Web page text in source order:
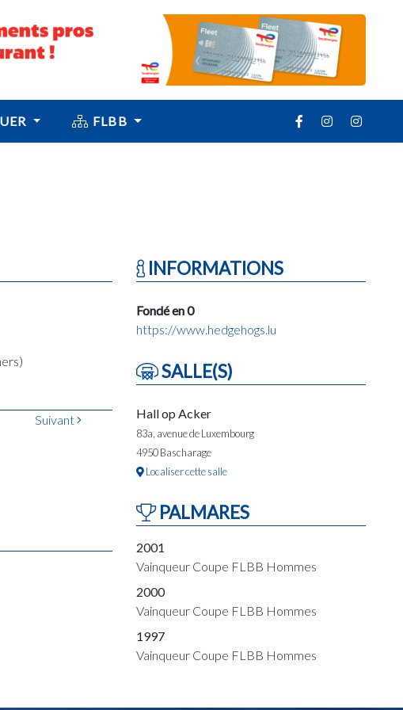
FLBB
Suivant
INFORMATIONS
Fondé en 0
https://www.hedgehogs.lu
SALLE(S)
Hall op Acker
83a, avenue de Luxembourg
4950 Bascharage
Localiser cette salle
PALMARES
2001
Vainqueur Coupe FLBB Hommes
2000
Vainqueur Coupe FLBB Hommes
1997
Vainqueur Coupe FLBB Hommes